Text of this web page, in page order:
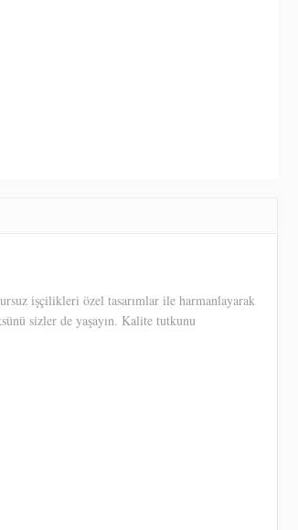
işçilikleri özel tasarımlar ile harmanlayarak
sizler de yaşayın. Kalite tutkunu